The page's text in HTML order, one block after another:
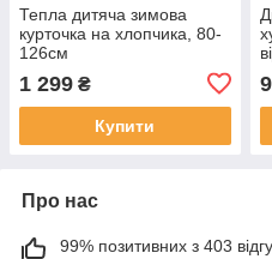
Тепла дитяча зимова
курточка на хлопчика, 80-
126см
1 299 ₴
Купити
Про нас
99% позитивних з 403